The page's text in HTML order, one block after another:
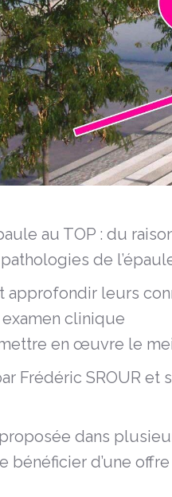
au TOP : du
pathologies de
approfondir leurs
clinique
en œuvre le
Frédéric SROUR
dans
bénéficier d’une